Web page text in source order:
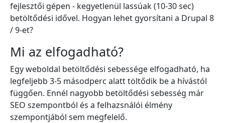
fejlesztői gépen - kegyetlenül lassúak (10-30 sec)
betöltődési idővel. Hogyan lehet gyorsítani a Drupal 8
/ 9-et?
Mi az elfogadható?
Egy weboldal betöltődési sebessége elfogadható, ha
legfeljebb 3-5 másodperc alatt töltődik be a hívástól
függően. Ennél nagyobb betöltődési sebesség már
SEO szempontból és a felhazsnálói élmény
szempontjából sem megfelelő.